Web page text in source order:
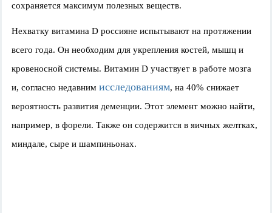
сохраняется максимум полезных веществ.
Нехватку витамина D россияне испытывают на протяжении
всего года. Он необходим для укрепления костей, мышц и
кровеносной системы. Витамин D участвует в работе мозга
и, согласно недавним исследованиям, на 40% снижает
вероятность развития деменции. Этот элемент можно найти,
например, в форели. Также он содержится в яичных желтках,
миндале, сыре и шампиньонах.